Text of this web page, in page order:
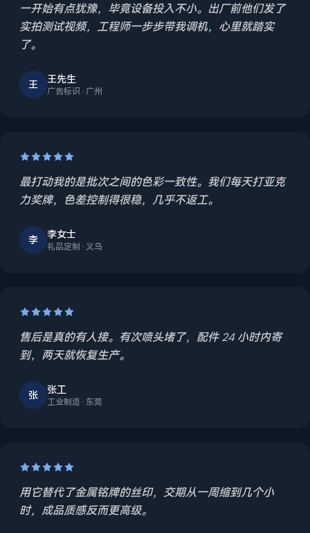
一开始有点犹豫，毕竟设备投入不小。出厂前他们发了
实拍测试视频，工程师一步步带我调机，心里就踏实
了。
王 王先生
广告标识 · 广州
最打动我的是批次之间的色彩一致性。我们每天打亚克
力奖牌，色差控制得很稳，几乎不返工。
李 李女士
礼品定制 · 义乌
售后是真的有人接。有次喷头堵了，配件 24 小时内寄
到，两天就恢复生产。
张 张工
工业制造 · 东莞
用它替代了金属铭牌的丝印，交期从一周缩到几个小
时，成品质感反而更高级。